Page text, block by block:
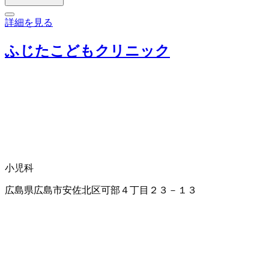
詳細を見る
ふじたこどもクリニック
小児科
広島県広島市安佐北区可部４丁目２３－１３